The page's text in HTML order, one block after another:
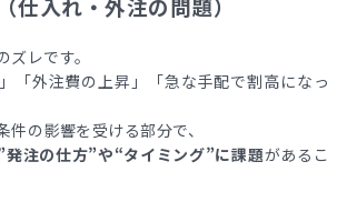
レです。
「外注費の上昇」「急な手配で割高になっ
件の影響を受ける部分で、
発注の仕方”や“タイミング”に課題があるこ